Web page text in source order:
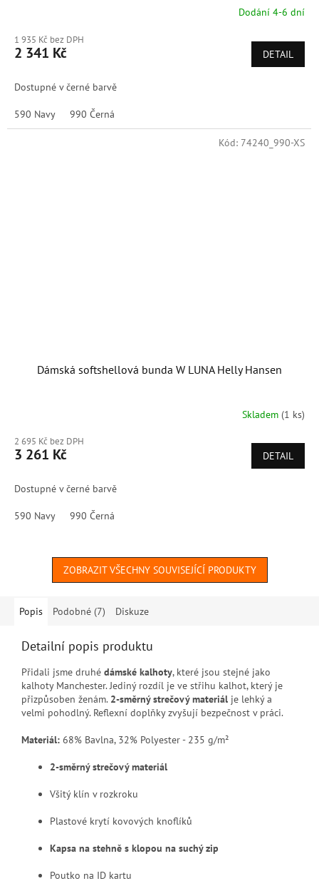
Dodání 4-6 dní
1 935 Kč bez DPH
2 341 Kč DETAIL
Dostupné v černé barvě
590 Navy 990 Černá
Dámská softshellová bunda W LUNA Helly Hansen
Skladem (1 ks)
2 695 Kč bez DPH
3 261 Kč DETAIL
Dostupné v černé barvě
590 Navy 990 Černá
Kód: 74240_990-XS
ZOBRAZIT VŠECHNY SOUVISEJÍCÍ PRODUKTY
Popis Podobné (7) Diskuze
Detailní popis produktu
Přidali jsme druhé dámské kalhoty, které jsou stejné jako
kalhoty Manchester. Jediný rozdíl je ve střihu kalhot, který je
přizpůsoben ženám. 2-směrný strečový materiál je lehký a
velmi pohodlný. Reflexní doplňky zvyšují bezpečnost v práci.
Materiál: 68% Bavlna, 32% Polyester - 235 g/m²
2-směrný strečový materiál
Všitý klín v rozkroku
Plastové krytí kovových knoflíků
Kapsa na stehně s klopou na suchý zip
Poutko na ID kartu